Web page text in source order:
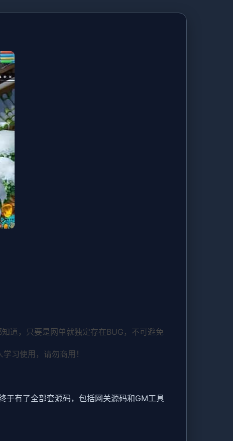
道，只要是网单就独定存在BUG，不可避免
习使用，请勿商用！
于有了全部套源码，包括网关源码和GM工具